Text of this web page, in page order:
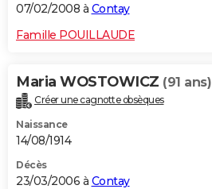
07/02/2008 à Contay
Famille POUILLAUDE
Maria WOSTOWICZ (91 ans)
Créer une cagnotte obsèques
Naissance
14/08/1914
Décès
23/03/2006 à Contay